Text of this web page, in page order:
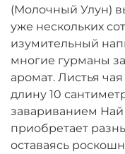
(Молочный Улун)
уже нескольких
изумительный
многие гурманы
аромат. Листья
длину 10
завариванием
приобретает
оставаясь